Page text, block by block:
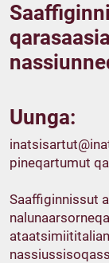
Uunga:
pineqartumut
Saaffiginnissut